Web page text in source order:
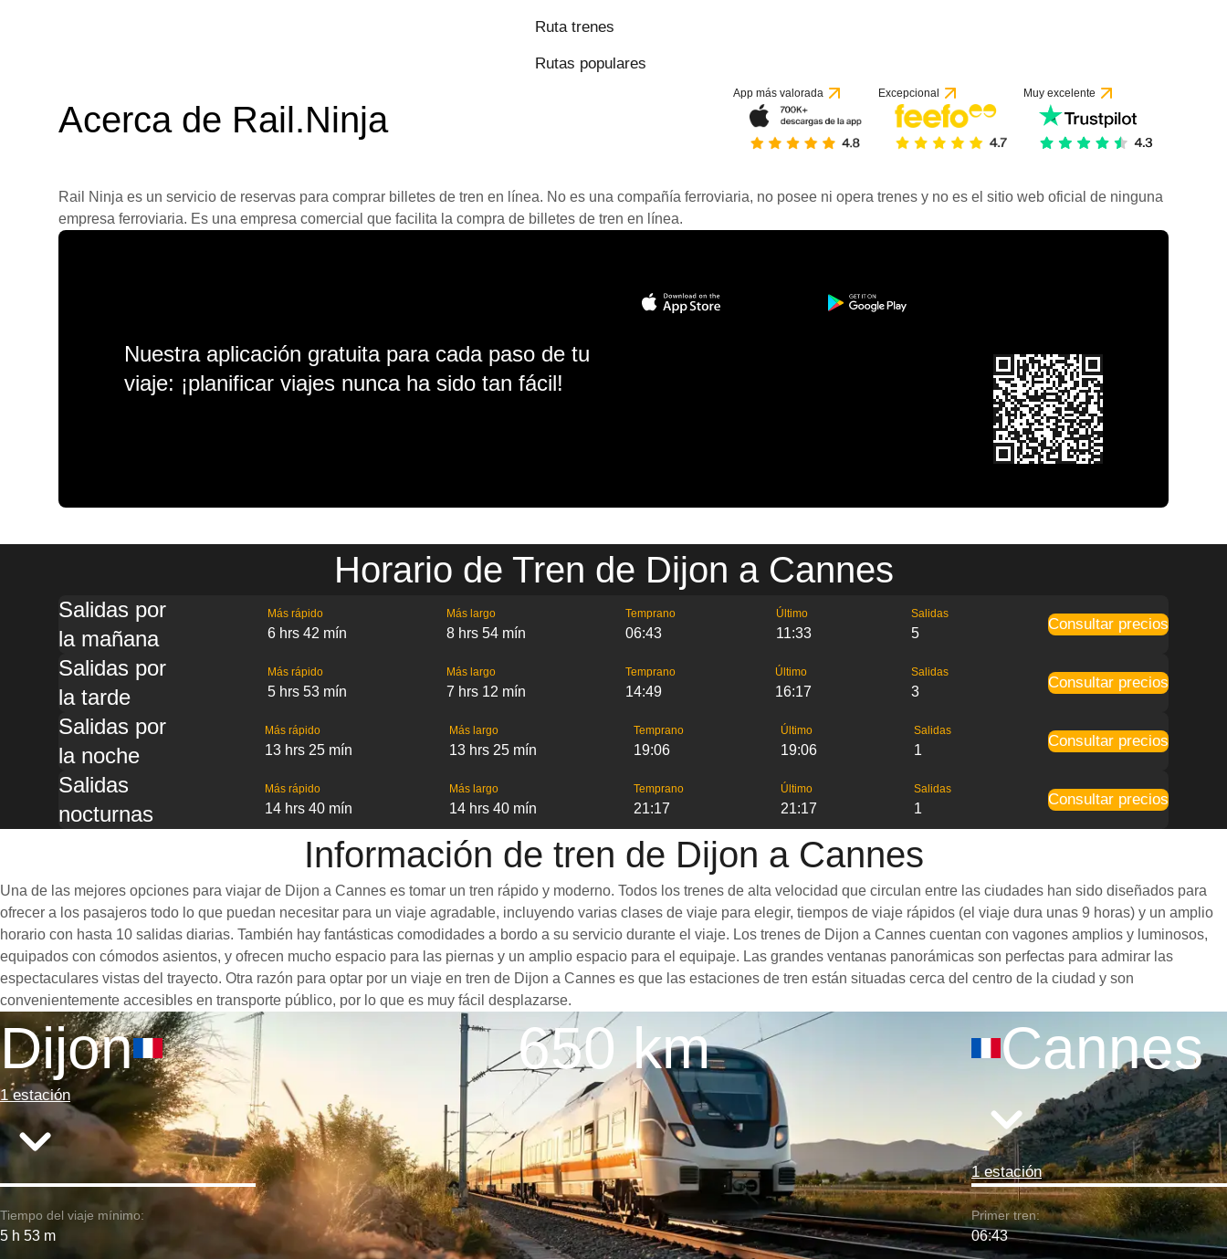
Ruta trenes
Rutas populares
Acerca de Rail.Ninja
App más valorada Excepcional Muy excelente
Rail Ninja es un servicio de reservas para comprar billetes de tren en línea. No es una compañía ferroviaria, no posee ni opera trenes y no es el sitio web oficial de ninguna
empresa ferroviaria. Es una empresa comercial que facilita la compra de billetes de tren en línea.
Nuestra aplicación gratuita para cada paso de tu
viaje: ¡planificar viajes nunca ha sido tan fácil!
Horario de Tren de Dijon a Cannes
Salidas por
la mañana
Más rápido
6 hrs 42 mín
Más largo
8 hrs 54 mín
Temprano
06:43
Último
11:33
Salidas
5
Consultar precios
Salidas por
la tarde
Más rápido
5 hrs 53 mín
Más largo
7 hrs 12 mín
Temprano
14:49
Último
16:17
Salidas
3
Consultar precios
Salidas por
la noche
Más rápido
13 hrs 25 mín
Más largo
13 hrs 25 mín
Temprano
19:06
Último
19:06
Salidas
1
Consultar precios
Salidas
nocturnas
Más rápido
14 hrs 40 mín
Más largo
14 hrs 40 mín
Temprano
21:17
Último
21:17
Salidas
1
Consultar precios
Información de tren de Dijon a Cannes
Una de las mejores opciones para viajar de Dijon a Cannes es tomar un tren rápido y moderno. Todos los trenes de alta velocidad que circulan entre las ciudades han sido diseñados para
ofrecer a los pasajeros todo lo que puedan necesitar para un viaje agradable, incluyendo varias clases de viaje para elegir, tiempos de viaje rápidos (el viaje dura unas 9 horas) y un amplio
horario con hasta 10 salidas diarias. También hay fantásticas comodidades a bordo a su servicio durante el viaje. Los trenes de Dijon a Cannes cuentan con vagones amplios y luminosos,
equipados con cómodos asientos, y ofrecen mucho espacio para las piernas y un amplio espacio para el equipaje. Las grandes ventanas panorámicas son perfectas para admirar las
espectaculares vistas del trayecto. Otra razón para optar por un viaje en tren de Dijon a Cannes es que las estaciones de tren están situadas cerca del centro de la ciudad y son
convenientemente accesibles en transporte público, por lo que es muy fácil desplazarse.
Dijon
1 estación
650 km Cannes
1 estación
Tiempo del viaje mínimo:
5 h 53 m
Primer tren:
06:43